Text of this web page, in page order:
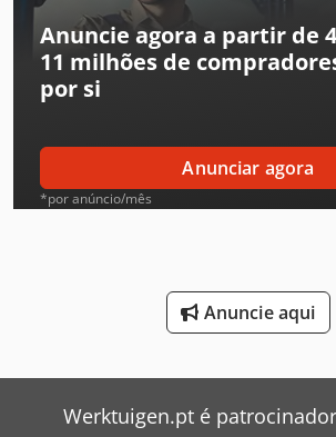
Gea Mixer
Grasso Compressor
Ingersoll Rand Compressor
Leif & Lorentz Máquinas De Escovar
Liebherr Grua
Mitsubishi Ar Condicionado
Pfaff Máquina De Costura
Renault Tipper
Anuncie agora a partir de
11 milhões de
por si
Anunciar agora
*por anúncio/mês
Anuncie aqui
Werktuigen.pt é